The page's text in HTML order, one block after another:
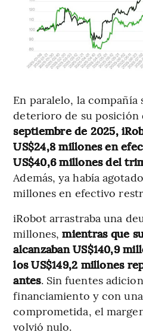
En paralelo, la
deterioro de su
septiembre de 2025,
US$24,8 millones en
US$40,6 millones del
Además, ya había
millones en efectivo
iRobot arrastraba una
millones,mientras que
alcanzaban US$140,9
los US$149,2 millones
antes. Sin fuentes
financiamiento y con
comprometida, el
volvió nulo.